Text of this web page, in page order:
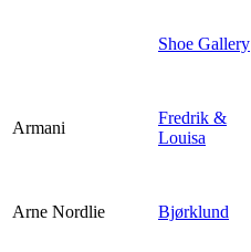
Shoe Gallery
Armani
Fredrik &
Louisa
Arne Nordlie Bjørklund